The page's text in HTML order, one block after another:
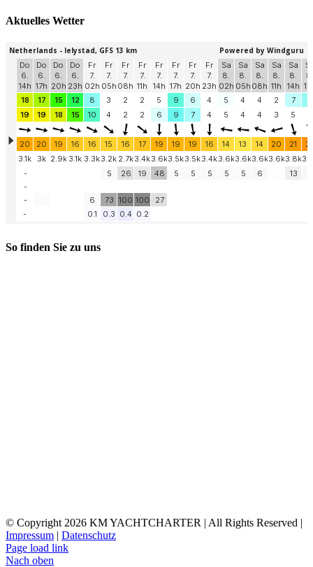
Aktuelles Wetter
So finden Sie zu uns
© Copyright 2026 KM YACHTCHARTER | All Rights Reserved |
Impressum | Datenschutz
Page load link
Nach oben